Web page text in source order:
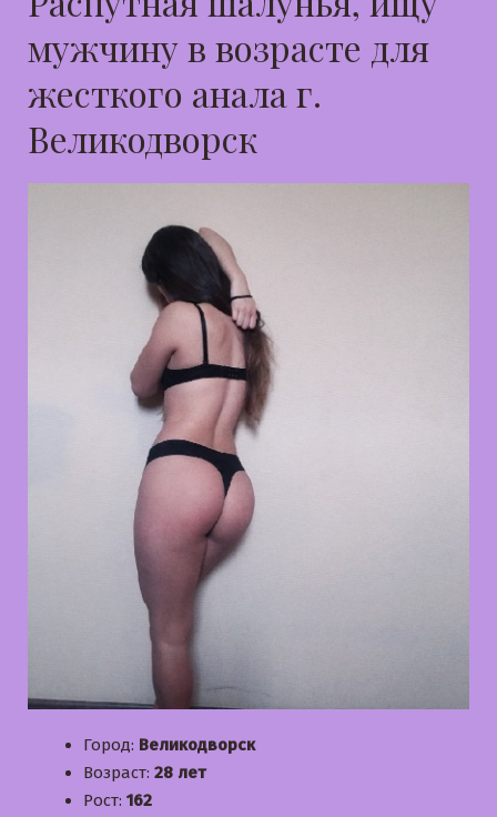
мужчину в возрасте для
жесткого анала г.
Великодворск
Город: Великодворск
Возраст: 28 лет
Рост: 162